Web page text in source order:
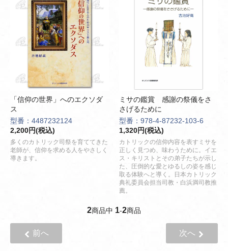
「信仰の世界」へのエクソダ
ス
型番：4487232124
2,200円(税込)
多くのカトリック司祭を育ててきた
老師が、信仰を求める人をやさしく
導きます。
ミサの鑑賞 感謝の祭儀をさ
さげるために
型番：978-4-87232-103-6
1,320円(税込)
カトリックの信仰内容を表すミサを
正しく見つめ、味わうために。イエ
ス・キリストとその弟子たちが示し
た、圧倒的な愛とゆるしの姿を感じ
取る体験へと導く。日本カトリック
典礼委員会担当司教・白浜満司教推
薦。
2商品中 1-2商品
前へ 次へ